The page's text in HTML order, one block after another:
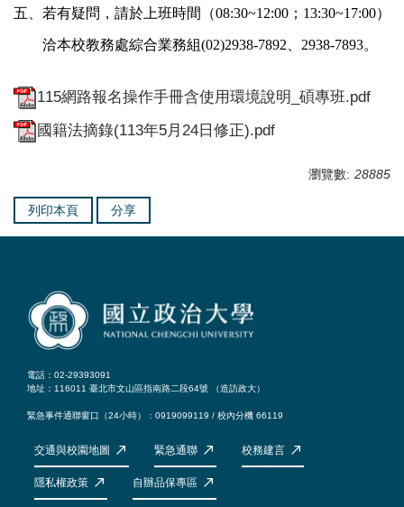
五、若有疑問，請於上班時間（08:30~12:00；13:30~17:00）
洽本校教務處綜合業務組(02)2938-7892、2938-7893。
115網路報名操作手冊含使用環境說明_碩專班.pdf
國籍法摘錄(113年5月24日修正).pdf
瀏覽數: 28885
列印本頁 分享
電話：02-29393091
地址：116011 臺北市文山區指南路二段64號 （造訪政大）
緊急事件通聯窗口（24小時）：0919099119 / 校內分機 66119
交通與校園地圖 緊急通聯 校務建言
隱私權政策 自辦品保專區